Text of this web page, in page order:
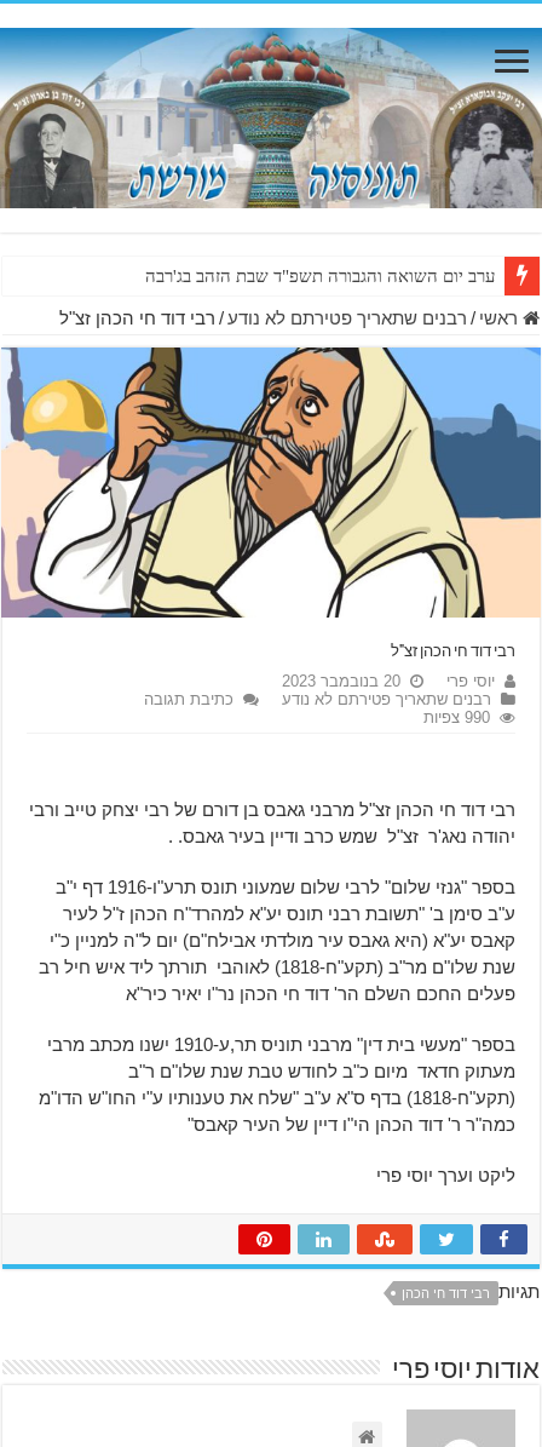
ערב יום השואה והגבורה תשפ"ד שבת הזהב בג'רבה
ראשי / רבנים שתאריך פטירתם לא נודע/ רבי דוד חי הכהן זצ"ל
רבי דוד חי הכהן זצ"ל
יוסי פרי
20 בנובמבר 2023
רבנים שתאריך פטירתם לא נודע
כתיבת תגובה
990 צפיות
רבי דוד חי הכהן זצ"ל מרבני גאבס בן דורם של רבי יצחק טייב ורבי
יהודה נאג'ר זצ"ל שמש כרב ודיין בעיר גאבס. .
בספר "גנזי שלום" לרבי שלום שמעוני תונס תרע"ו-1916 דף י"ב
ע"ב סימן ב' "תשובת רבני תונס יע"א למהרד"ח הכהן ז"ל לעיר
קאבס יע"א (היא גאבס עיר מולדתי אבילח"ם) יום ל"ה למניין כ"י
שנת שלו"ם מר"ב (תקע"ח-1818) לאוהבי תורתך ליד איש חיל רב
פעלים החכם השלם הר' דוד חי הכהן נר"ו יאיר כיר"א
בספר "מעשי בית דין" מרבני תוניס תר,ע-1910 ישנו מכתב מרבי
מעתוק חדאד מיום כ"ב לחודש טבת שנת שלו"ם ר"ב
(תקע"ח-1818) בדף ס"א ע"ב "שלח את טענותיו ע"י החו"ש הדו"מ
כמה"ר ר' דוד הכהן הי"ו דיין של העיר קאבס"
ליקט וערך יוסי פרי
תגיות רבי דוד חי הכהן
אודות יוסי פרי